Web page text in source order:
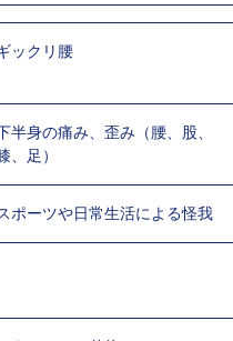
ックリ腰
半身の痛み、歪み（腰、股、
、足）
ポーツや日常生活による怪我